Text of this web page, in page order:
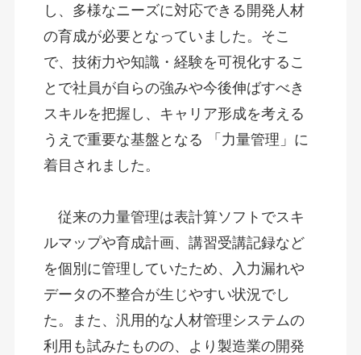
し、多様なニーズに対応できる開発人材
の育成が必要となっていました。そこ
で、技術力や知識・経験を可視化するこ
とで社員が自らの強みや今後伸ばすべき
スキルを把握し、キャリア形成を考える
うえで重要な基盤となる 「力量管理」に
着目されました。
従来の力量管理は表計算ソフトでスキ
ルマップや育成計画、講習受講記録など
を個別に管理していたため、入力漏れや
データの不整合が生じやすい状況でし
た。また、汎用的な人材管理システムの
利用も試みたものの、より製造業の開発